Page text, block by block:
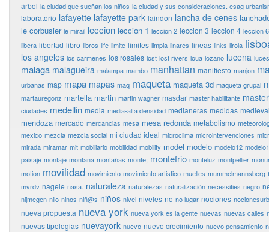
árbol la ciudad que sueñan los niños la ciudad y sus consideraciones. esag
laboratorio lafayette lafayette park laindon lancha de cenes
le corbusier le mirail leccion leccion 1 leccion 2 leccion 3 leccion 4 leccion 6
libera libertad libro libros life limite limites limpia linares lineas links lirola
los angeles los carmenes los rosales lost lost rivers loua lozano lucena luces
malaga malagueira malampa mambo manhattan manifiesto manjon
urbanas map mapa mapas maq maqueta maqueta 3d maqueta grupal
martauregonz martella martin martin wagner masdar master habilitante
ciudades medellin media media-alta densidad medianeras medidas
mendoza mercado mercancias mesa mesa redonda metabolismo
mexico mezcla mezcla social mi ciudad ideal microclima microintervenciones
mirada miramar mit mobiliario mobilidad mobility model modelo modelo12
paisaje montaje montaña montañas monte; montefrio monteluz montpellier
motion movilidad movimiento movimiento artistico muelles mummelmannsberg
mvrdv nagele nasa. naturaleza naturalezas naturalización necessities negro
nijmegen nilo ninos niñ@s niños nivel niveles no no lugar nociones
nueva propuesta nueva york nueva york es la gente nuevas nuevas calles
nuevas tipologias nuevayork nuevo nuevo crecimiento nuevo pensamiento